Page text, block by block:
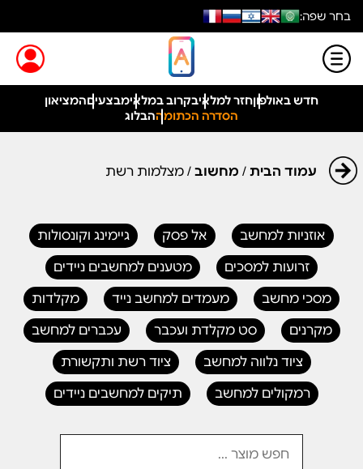
בחר שפה:
חדש באולפוןחזר למלאיבקרוב במלאימבצעיםהמציאון
הסדרה הכתומההבלוג
עמוד הבית/ מחשוב/ מצלמות רשת
אוזניות למחשב אל פסק
גיימינג וקונסולות
זרועות למסכים
מטענים למחשבים ניידים
מסכי מחשב
מעמדים למחשב נייד
מקלדות
מקרנים
סט מקלדת ועכבר
עכברים למחשב
ציוד נלווה למחשב
ציוד רשת ותקשורת
רמקולים למחשב
תיקים למחשבים ניידים